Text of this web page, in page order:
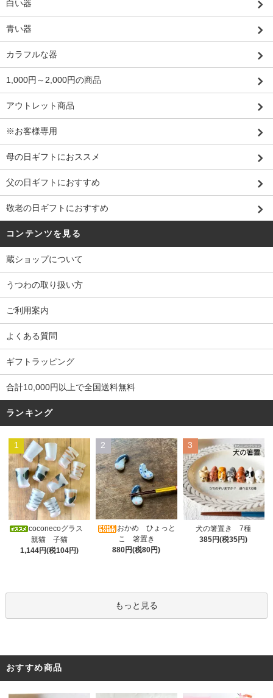
白い器
青い器
カラフルな器
1,000円～2,000円の商品
アウトレット商品
※お客様専用
母の日ギフトにおススメ
父の日ギフトにおすすめ
敬老の日ギフトにおすすめ
コンテンツを見る
蔵ショップについて
うつわの取り扱い方
ご利用案内
よくある質問
ギフトラッピング
合計10,000円以上で全国送料無料
ランキング
1
coconecoグラス
親猫 子猫
1,144円(税104円)
2
おかめ ひょっと
こ 箸置き
880円(税80円)
3
犬の箸置き 7種
385円(税35円)
もっと見る
おすすめ商品